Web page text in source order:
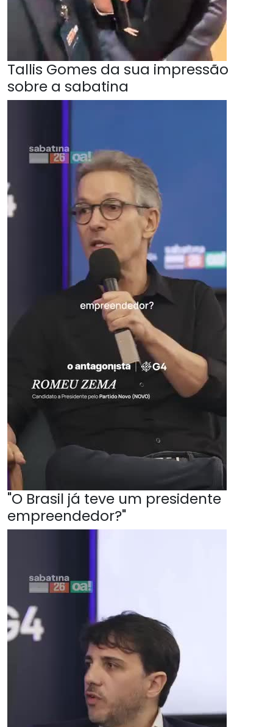
Tallis Gomes da sua impressão
sobre a sabatina
"O Brasil já teve um presidente
empreendedor?"